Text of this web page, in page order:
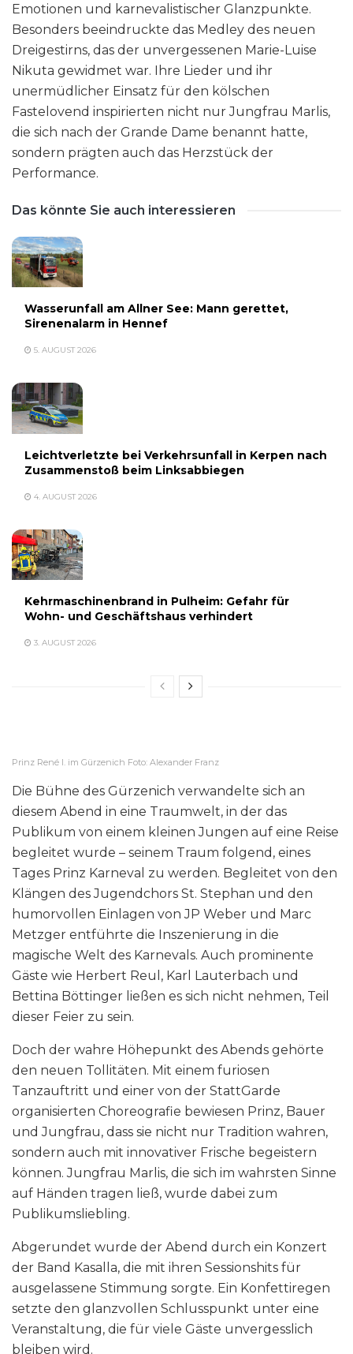
Emotionen und karnevalistischer Glanzpunkte.
Besonders beeindruckte das Medley des neuen
Dreigestirns, das der unvergessenen Marie-Luise
Nikuta gewidmet war. Ihre Lieder und ihr
unermüdlicher Einsatz für den kölschen
Fastelovend inspirierten nicht nur Jungfrau Marlis,
die sich nach der Grande Dame benannt hatte,
sondern prägten auch das Herzstück der
Performance.
Das könnte Sie auch interessieren
Wasserunfall am Allner See: Mann gerettet,
Sirenenalarm in Hennef
5. AUGUST 2026
Leichtverletzte bei Verkehrsunfall in Kerpen nach
Zusammenstoß beim Linksabbiegen
4. AUGUST 2026
Kehrmaschinenbrand in Pulheim: Gefahr für
Wohn- und Geschäftshaus verhindert
3. AUGUST 2026
Prinz René I. im Gürzenich Foto: Alexander Franz
Die Bühne des Gürzenich verwandelte sich an
diesem Abend in eine Traumwelt, in der das
Publikum von einem kleinen Jungen auf eine Reise
begleitet wurde – seinem Traum folgend, eines
Tages Prinz Karneval zu werden. Begleitet von den
Klängen des Jugendchors St. Stephan und den
humorvollen Einlagen von JP Weber und Marc
Metzger entführte die Inszenierung in die
magische Welt des Karnevals. Auch prominente
Gäste wie Herbert Reul, Karl Lauterbach und
Bettina Böttinger ließen es sich nicht nehmen, Teil
dieser Feier zu sein.
Doch der wahre Höhepunkt des Abends gehörte
den neuen Tollitäten. Mit einem furiosen
Tanzauftritt und einer von der StattGarde
organisierten Choreografie bewiesen Prinz, Bauer
und Jungfrau, dass sie nicht nur Tradition wahren,
sondern auch mit innovativer Frische begeistern
können. Jungfrau Marlis, die sich im wahrsten Sinne
auf Händen tragen ließ, wurde dabei zum
Publikumsliebling.
Abgerundet wurde der Abend durch ein Konzert
der Band Kasalla, die mit ihren Sessionshits für
ausgelassene Stimmung sorgte. Ein Konfettiregen
setzte den glanzvollen Schlusspunkt unter eine
Veranstaltung, die für viele Gäste unvergesslich
bleiben wird.